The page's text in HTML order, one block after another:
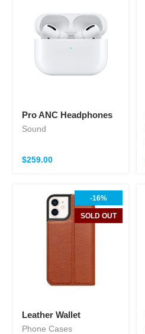
Pro ANC Headphones
Sound
$259.00
-16%
SOLD OUT
Leather Wallet
Phone Cases